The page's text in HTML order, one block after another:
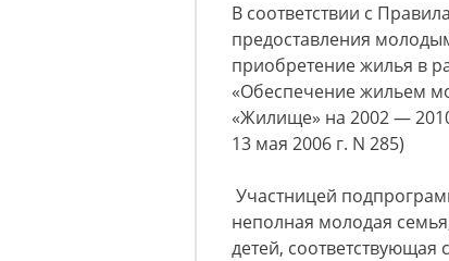
В соответствии с
предоставления
приобретение жилья в
«Обеспечение жильем
«Жилище» на 2002 —
13 мая 2006 г. N 285)
Участницей
неполная молодая
детей,